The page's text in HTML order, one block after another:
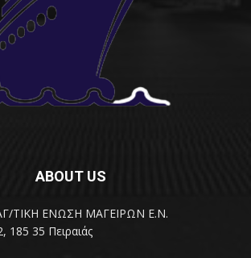
ABOUT US
ΤΙΚΗ ΕΝΩΣΗ ΜΑΓΕΙΡΩΝ Ε.Ν.
185 35 Πειραιάς